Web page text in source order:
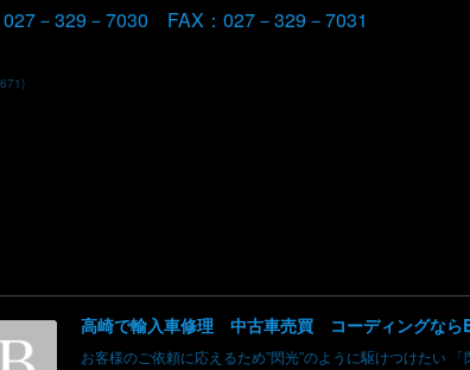
－329－7030 FAX：027－329－7031
671)
お客様のご依頼に応えるため”閃光”のように駆けつけたい